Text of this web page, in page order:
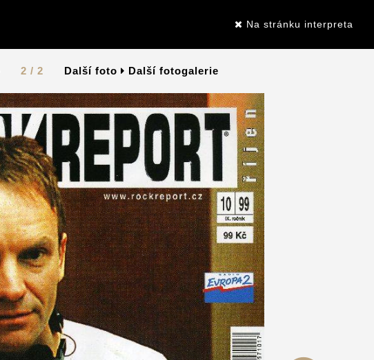
Na stránku interpreta
2 / 2 Další foto Další fotogalerie